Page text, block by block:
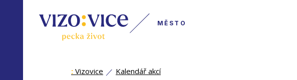
MĚSTO
: Vizovice Kalendář akcí